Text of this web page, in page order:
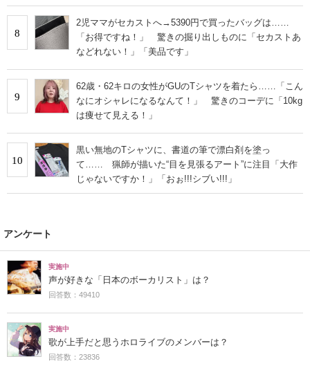
8
2児ママがセカストへ→5390円で買ったバッグは……
「お得ですね！」 驚きの掘り出しものに「セカストあ
などれない！」「美品です」
9
62歳・62キロの女性がGUのTシャツを着たら……「こん
なにオシャレになるなんて！」 驚きのコーデに「10kg
は痩せて見える！」
10
黒い無地のTシャツに、書道の筆で漂白剤を塗っ
て…… 猟師が描いた“目を見張るアート”に注目「大作
じゃないですか！」「おぉ!!!シブい!!!」
アンケート
実施中
声が好きな「日本のボーカリスト」は？
回答数：49410
実施中
歌が上手だと思うホロライブのメンバーは？
回答数：23836